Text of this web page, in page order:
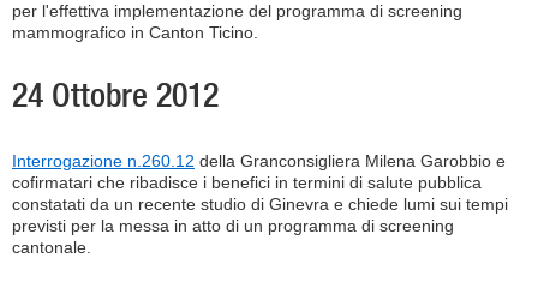
per l'effettiva implementazione del programma di screening
mammografico in Canton Ticino.
24 Ottobre 2012
Interrogazione n.260.12 della Granconsigliera Milena Garobbio e
cofirmatari che ribadisce i benefici in termini di salute pubblica
constatati da un recente studio di Ginevra e chiede lumi sui tempi
previsti per la messa in atto di un programma di screening
cantonale.